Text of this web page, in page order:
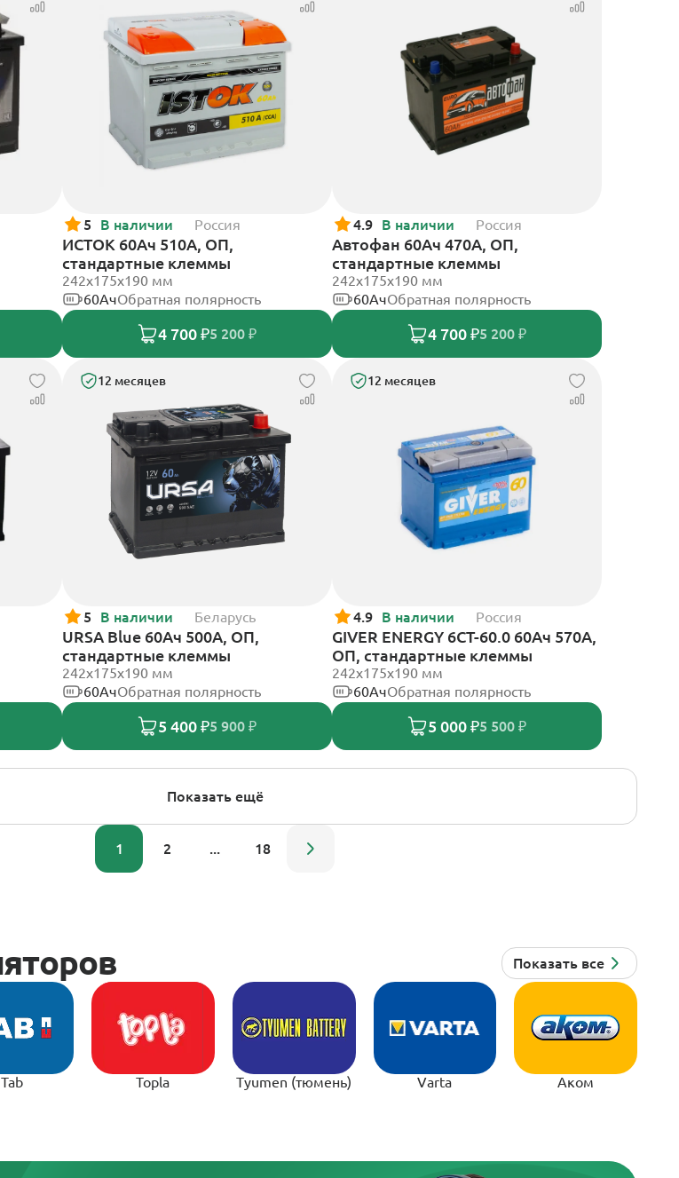
5 В наличии Россия
ИСТОК 60Ач 510А, ОП,
стандартные клеммы
242x175x190 мм
60АчОбратная полярность
4 700 ₽5 200 ₽
4.9 В наличии Россия
Автофан 60Ач 470А, ОП,
стандартные клеммы
242х175х190 мм
60АчОбратная полярность
4 700 ₽5 200 ₽
12 месяцев
5 В наличии Беларусь
URSA Blue 60Ач 500А, ОП,
стандартные клеммы
242х175х190 мм
60АчОбратная полярность
5 400 ₽5 900 ₽
12 месяцев
4.9 В наличии Россия
GIVER ENERGY 6СТ-60.0 60Ач 570А,
ОП, стандартные клеммы
242х175х190 мм
60АчОбратная полярность
5 000 ₽5 500 ₽
Показать ещё
1 2 ... 18
Tab Topla Tyumen (тюмень) Varta Аком